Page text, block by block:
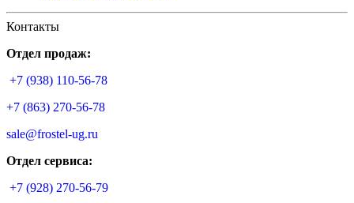
Контакты
Отдел продаж:
+7 (938) 110-56-78
+7 (863) 270-56-78
sale@frostel-ug.ru
Отдел сервиса:
+7 (928) 270-56-79